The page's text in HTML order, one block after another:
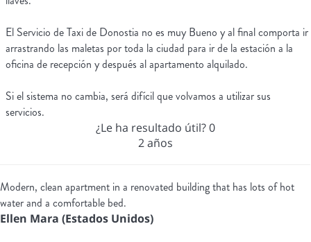
El Servicio de Taxi de Donostia no es muy Bueno y al final comporta ir
arrastrando las maletas por toda la ciudad para ir de la estación a la
oficina de recepción y después al apartamento alquilado.
Si el sistema no cambia, será difícil que volvamos a utilizar sus
servicios.
¿Le ha resultado útil?0
2 años
Modern, clean apartment in a renovated building that has lots of hot
water and a comfortable bed.
Ellen Mara (Estados Unidos)